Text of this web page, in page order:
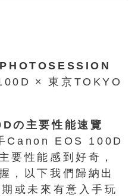
× 東京TOKYO
の主要性能速覽
Canon EOS 100D
要性能感到好奇，
，以下我們歸納出
或未來有意入手玩